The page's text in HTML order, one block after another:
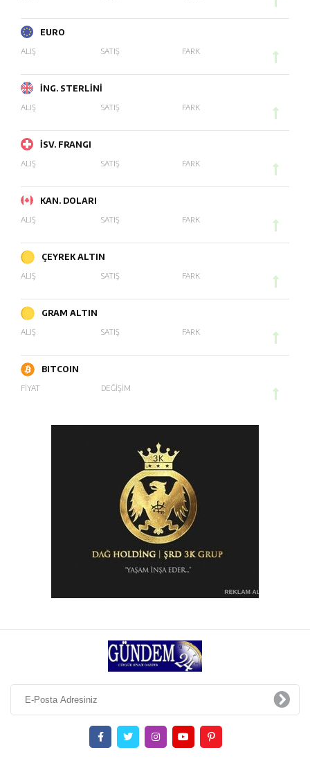
EURO
ALIŞ SATIŞ FARK
İNG. STERLİNİ
ALIŞ SATIŞ FARK
İSV. FRANGI
ALIŞ SATIŞ FARK
KAN. DOLARI
ALIŞ SATIŞ FARK
ÇEYREK ALTIN
ALIŞ SATIŞ FARK
GRAM ALTIN
ALIŞ SATIŞ FARK
BITCOIN
FİYAT DEĞİŞİM